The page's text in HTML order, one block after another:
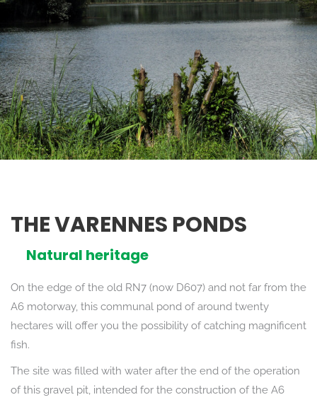
THE VARENNES PONDS
Natural heritage
On the edge of the old RN7 (now D607) and not far from the
A6 motorway, this communal pond of around twenty
hectares will offer you the possibility of catching magnificent
fish.
The site was filled with water after the end of the operation
of this gravel pit, intended for the construction of the A6